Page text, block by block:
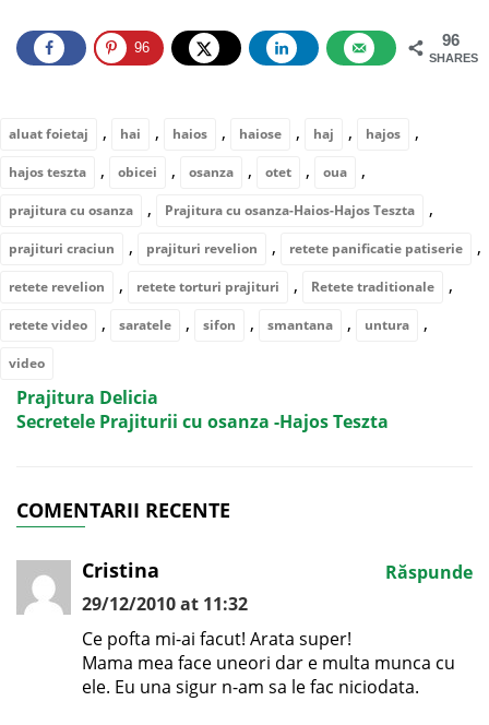
96
SHARES
96
aluat foietaj , hai , haios , haiose , haj , hajos ,
hajos teszta , obicei , osanza , otet , oua ,
prajitura cu osanza , Prajitura cu osanza-Haios-Hajos Teszta ,
prajituri craciun , prajituri revelion , retete panificatie patiserie ,
retete revelion , retete torturi prajituri , Retete traditionale ,
retete video , saratele , sifon , smantana , untura ,
video
Prajitura Delicia
Secretele Prajiturii cu osanza -Hajos Teszta
COMENTARII RECENTE
Cristina
29/12/2010 at 11:32
Ce pofta mi-ai facut! Arata super!
Mama mea face uneori dar e multa munca cu
ele. Eu una sigur n-am sa le fac niciodata.
Răspunde